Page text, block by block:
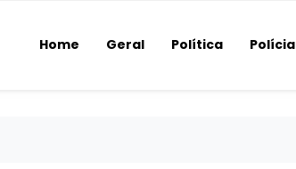
Home Geral Política Polícia